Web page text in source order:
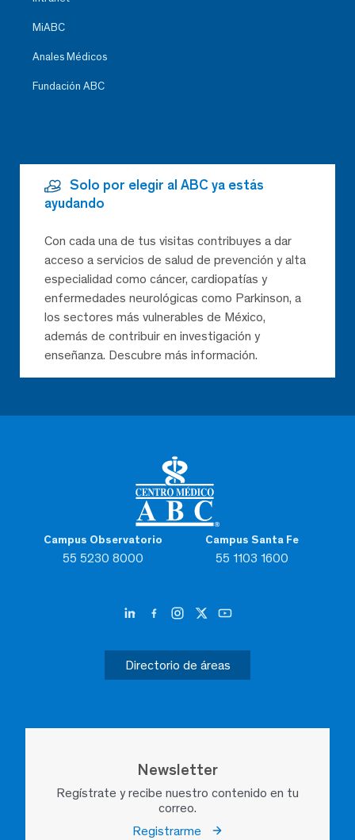
Campus Observatorio
55 5230 8000
Campus Santa Fe
55 1103 1600
Directorio de áreas
Newsletter
Regístrate y recibe nuestro contenido en tu
correo.
Registrarme
MiABC
Anales Médicos
Fundación ABC
Solo por elegir al ABC ya estás
ayudando
Con cada una de tus visitas contribuyes a dar
acceso a servicios de salud de prevención y alta
especialidad como cáncer, cardiopatías y
enfermedades neurológicas como Parkinson, a
los sectores más vulnerables de México,
además de contribuir en investigación y
enseñanza. Descubre más información.